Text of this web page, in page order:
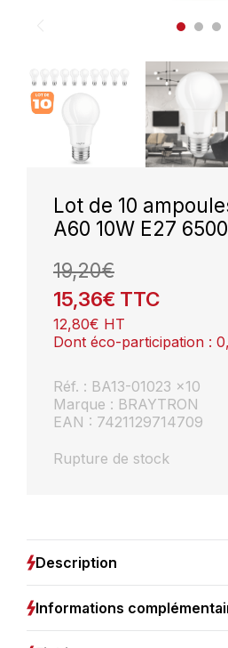
Lot de 10
A60 10W E27
19,20€
15,36€ TTC
12,80€ HT
Dont éco-participation :
Réf. : BA13-01023 x10
Marque : BRAYTRON
EAN : 7421129714709
Rupture de stock
Description
Informations